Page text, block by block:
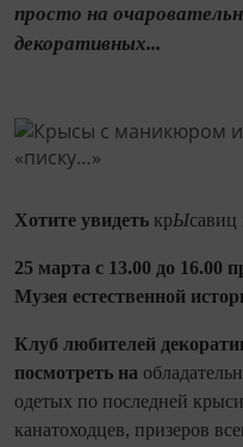
просто на
декоративных...
Хотите увидеть крЫсавиц
25 марта с 13.00 до 16.00
Музея естественной
Клуб любителей
посмотреть на
одетых по последней
канатоходцев, призеров